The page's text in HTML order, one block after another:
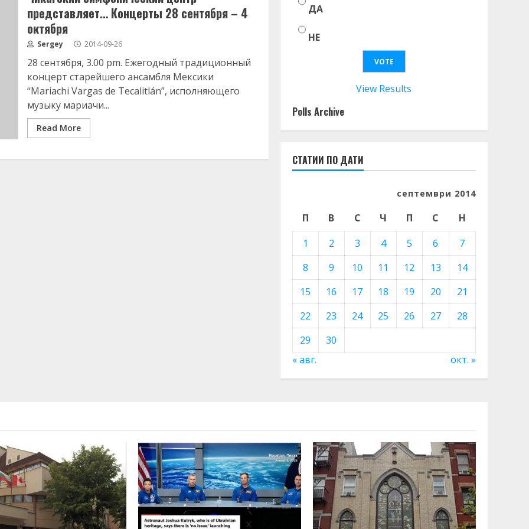
представляет… Концерты 28 сентября – 4
октября
Sergey 2014-09-26
28 сентября, 3.00 pm. Ежегодный традиционный
концерт старейшего ансамбля Мексики
“Mariachi Vargas de Tecalitlán”, исполняющего
музыку мариачи...
Read More
ДА
НЕ
View Results
Polls Archive
СТАТИИ ПО ДАТИ
септември 2014
П В С Ч П С
Н
1
2 3 4 5 6
7
8
9 10 11 12 13
14
15
16 17 18 19 20
21
22
23 24 25 26 27
28
29
30
« авг.
окт. »